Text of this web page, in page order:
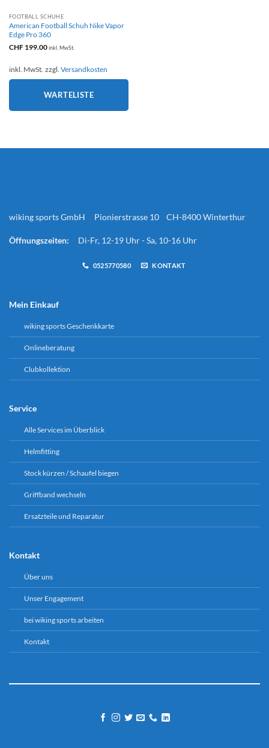
FOOTBALL SCHUHE
American Football Schuh Nike Vapor
Edge Pro 360
CHF199.00 inkl. MwSt.
inkl. MwSt. zzgl. Versandkosten
WARTELISTE
wiking sports GmbH Pionierstrasse 10 CH-8400 Winterthur
Öffnungszeiten: Di-Fr, 12-19 Uhr - Sa, 10-16 Uhr
0525770580 KONTAKT
Mein Einkauf
wiking sports Geschenkkarte
Onlineberatung
Clubkollektion
Service
Alle Services im Überblick
Helmfitting
Stock kürzen / Schaufel biegen
Griffband wechseln
Ersatzteile und Reparatur
Kontakt
Über uns
Unser Engagement
bei wiking sports arbeiten
Kontakt